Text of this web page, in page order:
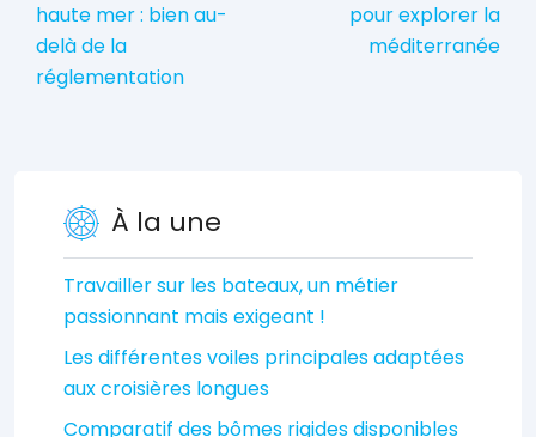
haute mer : bien au-
delà de la
réglementation
pour explorer la
méditerranée
À la une
Travailler sur les bateaux, un métier
passionnant mais exigeant !
Les différentes voiles principales adaptées
aux croisières longues
Comparatif des bômes rigides disponibles